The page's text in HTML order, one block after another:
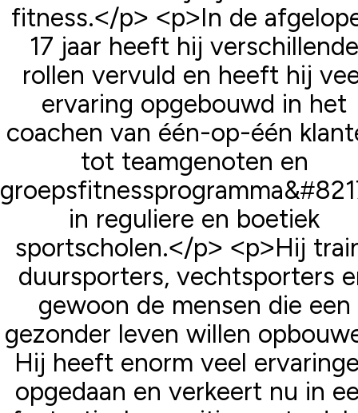
fitness.</p> <p>In de
17 jaar heeft hij verschillende
rollen vervuld en heeft hij
ervaring opgebouwd in het
coachen van één-op-één
tot teamgenoten en
in reguliere en boetiek
sportscholen.</p> <p>Hij
duursporters, vechtsporters
gewoon de mensen die een
gezonder leven willen
Hij heeft enorm veel
opgedaan en verkeert nu in